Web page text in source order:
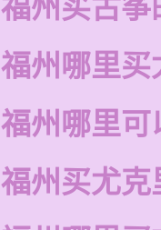
福州买古筝
福州哪里买
福州哪里可
福州买尤克